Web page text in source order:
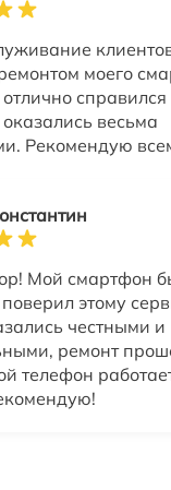
моего
весьма
Рекомендую
Мой смартфон
этому
честными и
ремонт
телефон